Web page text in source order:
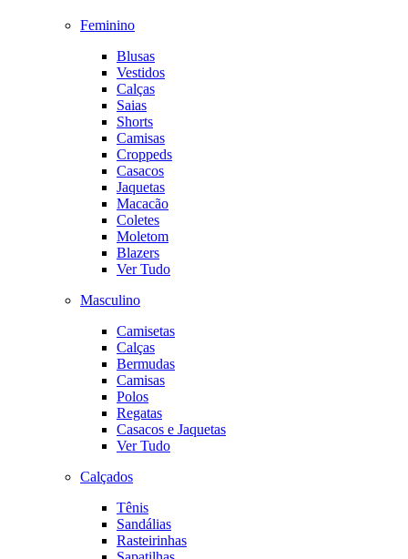
Feminino
Blusas
Vestidos
Calças
Saias
Shorts
Camisas
Croppeds
Casacos
Jaquetas
Macacão
Coletes
Moletom
Blazers
Ver Tudo
Masculino
Camisetas
Calças
Bermudas
Camisas
Polos
Regatas
Casacos e Jaquetas
Ver Tudo
Calçados
Tênis
Sandálias
Rasteirinhas